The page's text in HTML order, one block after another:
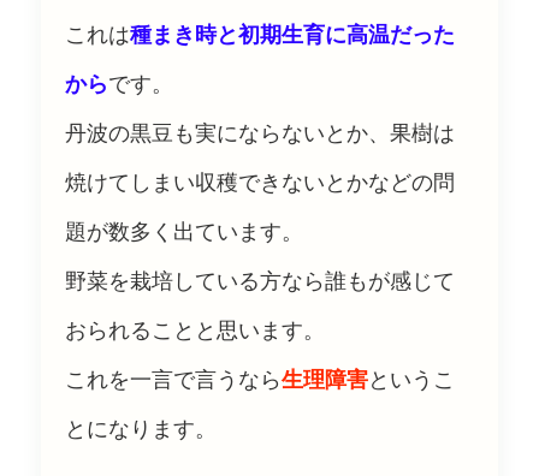
これは種まき時と初期生育に高温だった
からです。
丹波の黒豆も実にならないとか、果樹は
焼けてしまい収穫できないとかなどの問
題が数多く出ています。
野菜を栽培している方なら誰もが感じて
おられることと思います。
これを一言で言うなら生理障害というこ
とになります。